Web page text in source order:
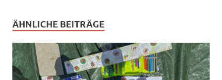
ÄHNLICHE BEITRÄGE